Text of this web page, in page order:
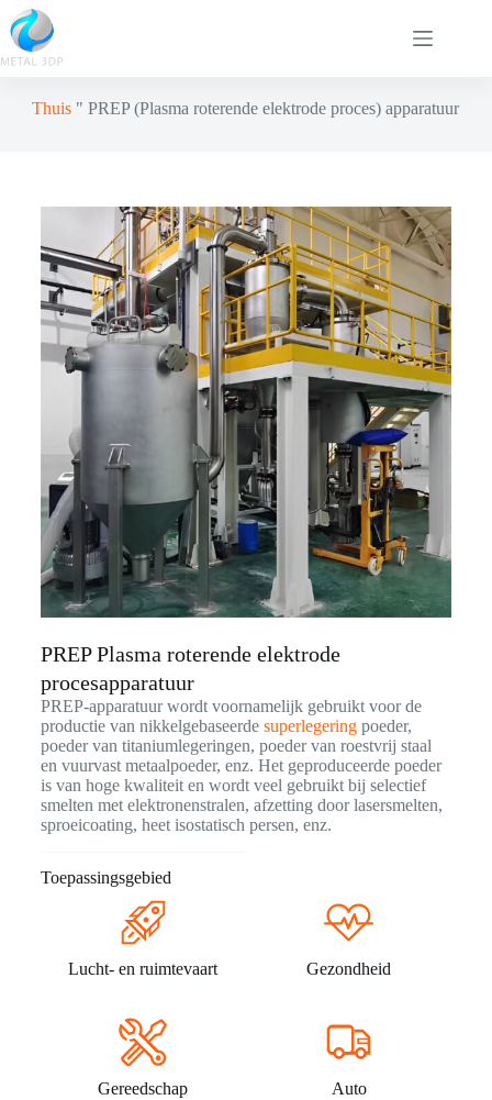
Thuis "PREP (Plasma roterende elektrode proces) apparatuur
PREP Plasma roterende elektrode
procesapparatuur
PREP-apparatuur wordt voornamelijk gebruikt voor de
productie van nikkelgebaseerde superlegeringpoeder,
poeder van titaniumlegeringen, poeder van roestvrij staal
en vuurvast metaalpoeder, enz. Het geproduceerde poeder
is van hoge kwaliteit en wordt veel gebruikt bij selectief
smelten met elektronenstralen, afzetting door lasersmelten,
sproeicoating, heet isostatisch persen, enz.
Toepassingsgebied
Lucht- en ruimtevaart Gezondheid
Gereedschap Auto